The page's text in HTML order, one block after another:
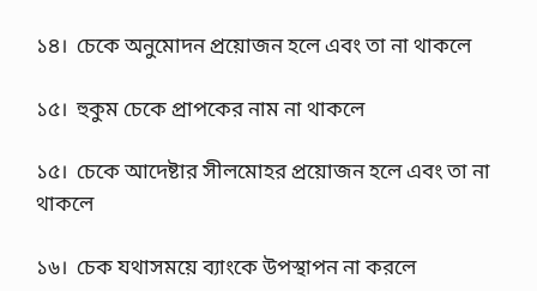
১৪। চেকে অনুমোদন প্রয়োজন হলে এবং তা না থাকলে
১৫। হুকুম চেকে প্রাপকের নাম না থাকলে
১৫। চেকে আদেষ্টার সীলমোহর প্রয়োজন হলে এবং তা না
থাকলে
১৬। চেক যথাসময়ে ব্যাংকে উপস্থাপন না করলে